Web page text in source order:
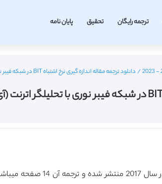
ترجمه رایگان تحقیق پایان نامه
/ دانلود ترجمه مقاله اندازه گیری نرخ اشتباه BIT در شبکه فیبر نوری با تحلیلگر اترنت (آی تریپل ای 2017) (ترجمه ویژه – طلایی